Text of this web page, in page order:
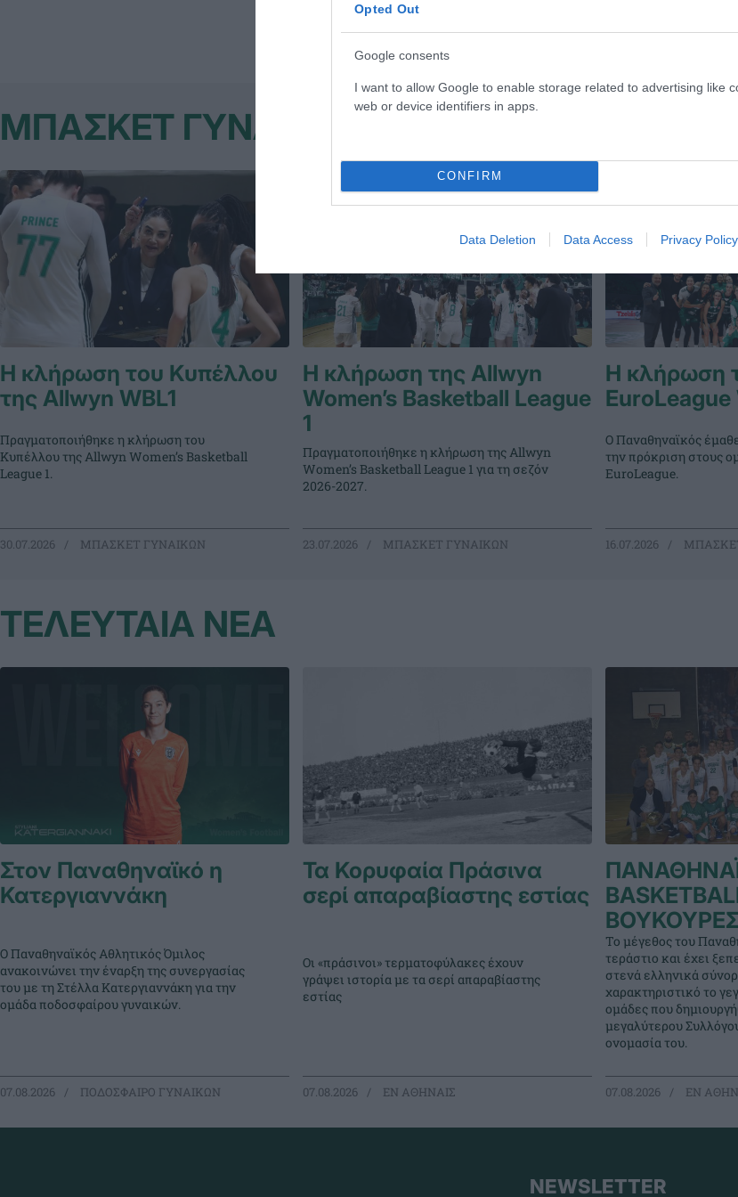
Opted Out
Google consents
I want to allow Google to enable storage related to advertising like
web or device identifiers in apps.
CONFIRM
Data Deletion Data Access Privacy Policy
ΜΠΑΣΚΕΤ ΓΥΝΑΙΚΩΝ
Η κλήρωση του Κυπέλλου
της Allwyn WBL1
Πραγματοποιήθηκε η κλήρωση του
Κυπέλλου της Allwyn Women’s Basketball
League 1.
30.07.2026 ΜΠΑΣΚΕΤ ΓΥΝΑΙΚΩΝ
Η κλήρωση της Allwyn
Women’s Basketball League
1
Πραγματοποιήθηκε η κλήρωση της Allwyn
Women’s Basketball League 1 για τη σεζόν
2026-2027.
23.07.2026 ΜΠΑΣΚΕΤ ΓΥΝΑΙΚΩΝ
Η κλήρωση
EuroLeague
Ο Παναθηναϊκός
την πρόκριση στους
EuroLeague.
16.07.2026
ΤΕΛΕΥΤΑΙΑ ΝΕΑ
Στον Παναθηναϊκό η
Κατεργιαννάκη
Ο Παναθηναϊκός Αθλητικός Όμιλος
ανακοινώνει την έναρξη της συνεργασίας
του με τη Στέλλα Κατεργιαννάκη για την
ομάδα ποδοσφαίρου γυναικών.
07.08.2026 ΠΟΔΟΣΦΑΙΡΟ ΓΥΝΑΙΚΩΝ
Τα Κορυφαία Πράσινα
σερί απαραβίαστης εστίας
Οι «πράσινοι» τερματοφύλακες έχουν
γράψει ιστορία με τα σερί απαραβίαστης
εστίας
07.08.2026 EΝ ΑΘΗΝΑΙΣ
Το μέγεθος του
τεράστιο και έχει
στενά ελληνικά
χαρακτηριστικό το
ομάδες που
μεγαλύτερου
ονομασία του.
07.08.2026 EΝ
NEWSLETTER